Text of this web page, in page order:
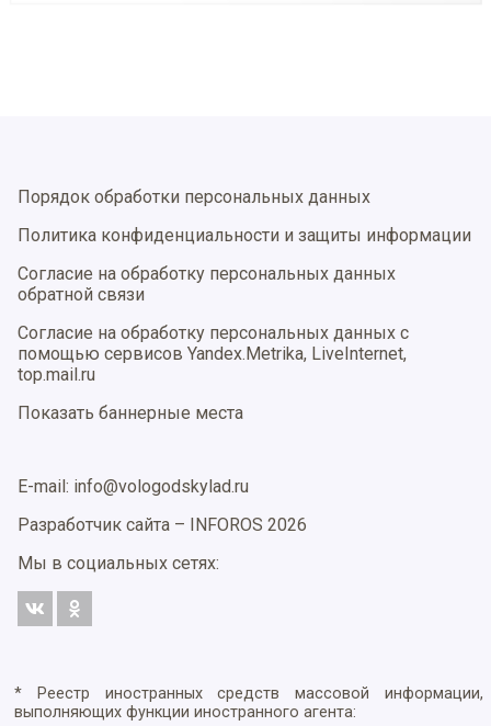
Порядок обработки персональных данных
Политика конфиденциальности и защиты информации
Согласие на обработку персональных данных
обратной связи
Согласие на обработку персональных данных с
помощью сервисов Yandex.Metrika, LiveInternet,
top.mail.ru
Показать баннерные места
E-mail: info@vologodskylad.ru
Разработчик сайта – INFOROS 2026
Мы в социальных сетях:
* Реестр иностранных средств массовой информации,
выполняющих функции иностранного агента: